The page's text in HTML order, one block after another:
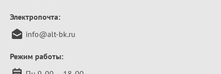
Электропочта:
info@alt-bk.ru
Режим работы: